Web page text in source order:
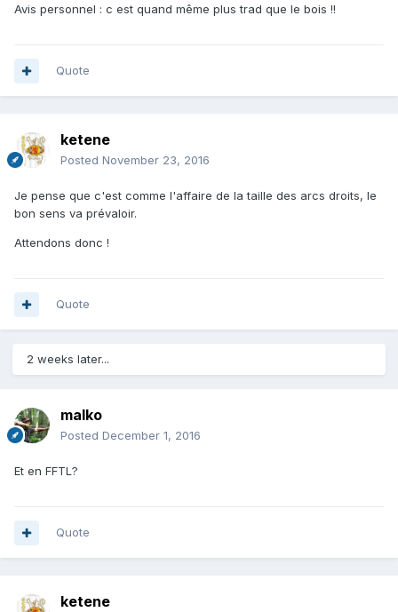
Avis personnel : c est quand même plus trad que le bois !!
Quote
ketene
Posted November 23, 2016
Je pense que c'est comme l'affaire de la taille des arcs droits, le
bon sens va prévaloir.
Attendons donc !
Quote
2 weeks later...
malko
Posted December 1, 2016
Et en FFTL?
Quote
ketene